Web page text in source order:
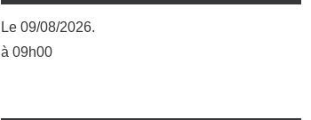
Le 09/08/2026.
à 09h00